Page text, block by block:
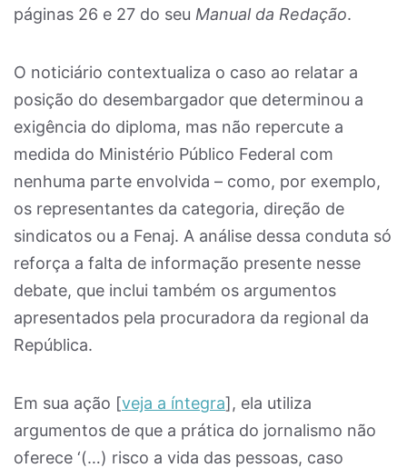
páginas 26 e 27 do seu Manual da Redação.
O noticiário contextualiza o caso ao relatar a
posição do desembargador que determinou a
exigência do diploma, mas não repercute a
medida do Ministério Público Federal com
nenhuma parte envolvida – como, por exemplo,
os representantes da categoria, direção de
sindicatos ou a Fenaj. A análise dessa conduta só
reforça a falta de informação presente nesse
debate, que inclui também os argumentos
apresentados pela procuradora da regional da
República.
Em sua ação [veja a íntegra], ela utiliza
argumentos de que a prática do jornalismo não
oferece ‘(…) risco a vida das pessoas, caso